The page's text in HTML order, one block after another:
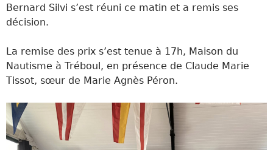
Bernard Silvi s’est réuni ce matin et a remis ses
décision.
La remise des prix s’est tenue à 17h, Maison du
Nautisme à Tréboul, en présence de Claude Marie
Tissot, sœur de Marie Agnès Péron.